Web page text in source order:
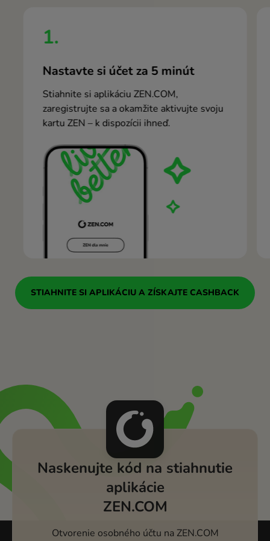
1.
Nastavte si účet za 5 minút
Stiahnite si aplikáciu ZEN.COM,
zaregistrujte sa a okamžite aktivujte svoju
kartu ZEN – k dispozícii ihneď.
STIAHNITE SI APLIKÁCIU A ZÍSKAJTE CASHBACK
Naskenujte kód na stiahnutie
aplikácie
ZEN.COM
Otvorenie osobného účtu na ZEN.COM